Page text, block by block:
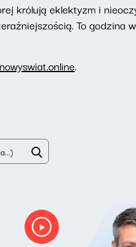
królują eklektyzm i
To
.